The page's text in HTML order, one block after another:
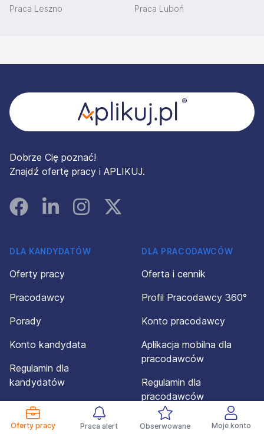
Oferty pracy Praca alert Obserwowane Moje konto
Praca Leszno Praca Luboń
Dobrze Cię poznać!
Znajdź ofertę pracy i APLIKUJ.
FacebookLinked InInstagramInstagram
DLA KANDYDATÓW
Oferty pracy
Pracodawcy
Porady
Konto kandydata
Regulamin dla
kandydatów
Powiadomienia
DLA PRACODAWCÓW
Oferta i cennik
Profil Pracodawcy 360°
Konto pracodawcy
Aplikacja mobilna dla
pracodawców
Regulamin dla
pracodawców